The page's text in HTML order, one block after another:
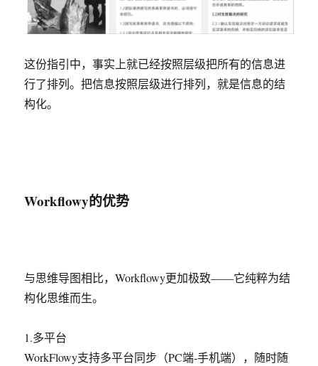
这份指引中，事实上就已经按照层级把所有的信息进
行了排列。把信息按照层级进行排列，就是信息的结
构化。
Workflowy的优势
与思维导图相比，Workflowy更加极致——它纯粹为结
构化思维而生。
1.多平台
WorkFlowy支持多平台同步（PC端-手机端），随时随